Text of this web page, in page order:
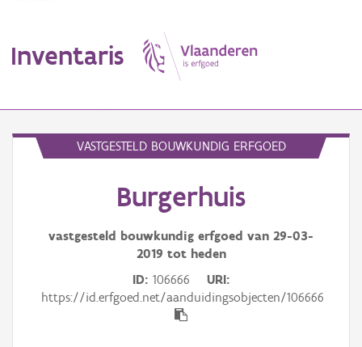
Inventaris
Aanduidingsobject
Thema
VASTGESTELD BOUWKUNDIG ERFGOED
Burgerhuis
vastgesteld bouwkundig erfgoed van 29-03-
2019 tot heden
ID 106666
URI
https://id.erfgoed.net/aanduidingsobjecten/106666